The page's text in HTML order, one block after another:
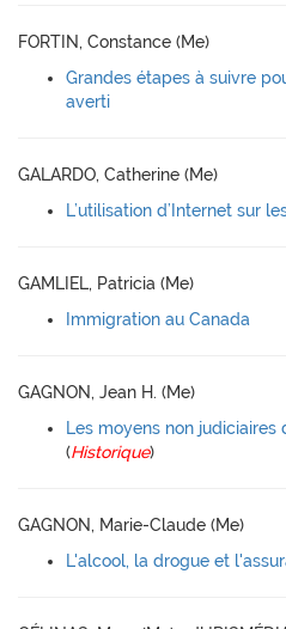
FORTIN, Constance (Me)
Grandes étapes à suivre
averti
GALARDO, Catherine (Me)
L’utilisation d’Internet sur
GAMLIEL, Patricia (Me)
Immigration au Canada
GAGNON, Jean H. (Me)
Les moyens non
(Historique)
GAGNON, Marie-Claude (Me)
L'alcool, la drogue et